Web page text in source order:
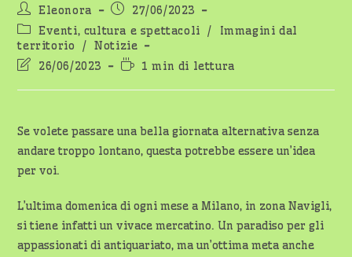
Autore
dell'articolo:
Eleonora
Articolo
27/06/2023
Categoria
dell'articolo:
Eventi, cultura e spettacoli /
Immagini dal
territorio
/ Notizie
Ultima
dell'articolo:
26/06/2023
Tempo
lettura:
1 min di lettura
Se volete passare una bella giornata alternativa senza
andare troppo lontano, questa potrebbe essere un’idea
per voi.
L’ultima domenica di ogni mese a Milano, in zona Navigli,
si tiene infatti un vivace mercatino. Un paradiso per gli
appassionati di antiquariato, ma un’ottima meta anche